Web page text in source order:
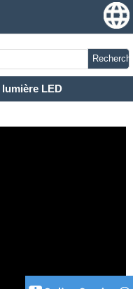
LED